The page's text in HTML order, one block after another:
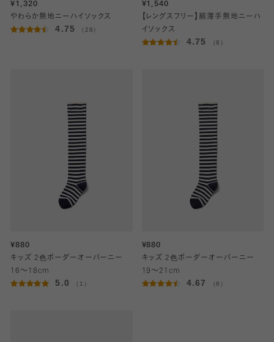
¥1,320
やわらか無地ニーハイソックス
4.75 （28）
¥1,540
【レングスフリー】綿薄手無地ニーハ
イソックス
4.75 （8）
¥880
キッズ 2色ボーダーオーバーニー
16～18cm
5.0 （1）
¥880
キッズ 2色ボーダーオーバーニー
19～21cm
4.67 （6）